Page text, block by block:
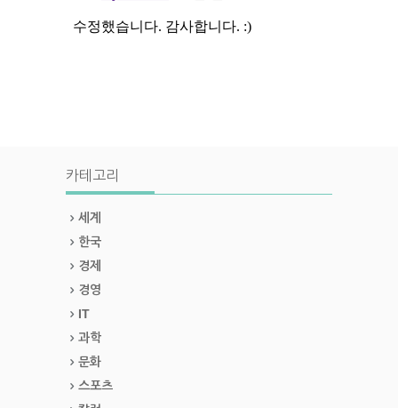
카테고리
세계
한국
경제
경영
IT
과학
문화
스포츠